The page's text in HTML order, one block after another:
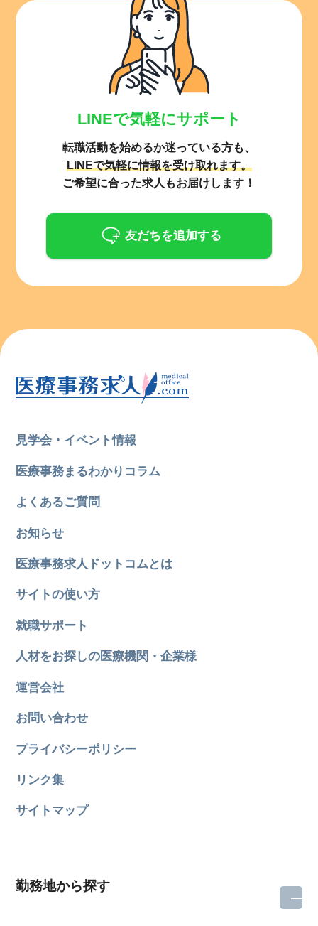
LINEで気軽にサポート
転職活動を始めるか迷っている方も、
LINEで気軽に情報を受け取れます。
ご希望に合った求人もお届けします！
友だちを追加する
見学会・イベント情報
医療事務まるわかりコラム
よくあるご質問
お知らせ
医療事務求人ドットコムとは
サイトの使い方
就職サポート
人材をお探しの医療機関・企業様
運営会社
お問い合わせ
プライバシーポリシー
リンク集
サイトマップ
勤務地から探す